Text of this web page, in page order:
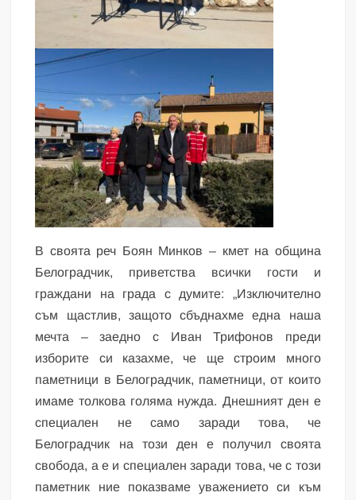
В своята реч Боян Минков – кмет на община
Белоградчик, приветства всички гости и
граждани на града с думите: „Изключително
съм щастлив, защото сбъднахме една наша
мечта – заедно с Иван Трифонов преди
изборите си казахме, че ще строим много
паметници в Белоградчик, паметници, от които
имаме толкова голяма нужда. Днешният ден е
специален не само заради това, че
Белоградчик на този ден е получил своята
свобода, а е и специален заради това, че с този
паметник ние показваме уважението си към